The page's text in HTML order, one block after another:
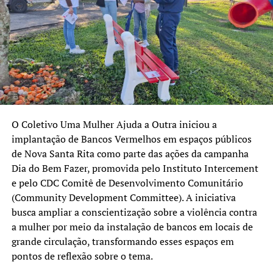
O Coletivo Uma Mulher Ajuda a Outra iniciou a
implantação de Bancos Vermelhos em espaços públicos
de Nova Santa Rita como parte das ações da campanha
Dia do Bem Fazer, promovida pelo Instituto Intercement
e pelo CDC Comitê de Desenvolvimento Comunitário
(Community Development Committee). A iniciativa
busca ampliar a conscientização sobre a violência contra
a mulher por meio da instalação de bancos em locais de
grande circulação, transformando esses espaços em
pontos de reflexão sobre o tema.